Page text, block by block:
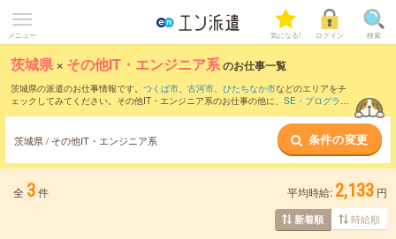
メニュー 気になる! ログイン 検索
茨城県 × その他IT・エンジニア系のお仕事一覧
茨城県の派遣のお仕事情報です。 つくば市、 古河市、 ひたちなか市などのエリアをチ
ェックしてみてください。その他IT・エンジニア系のお仕事の他に、 SE・プログラマ
単発などの期間や、
職種未経験OKなどのこだわり条件で絞り込んでいただけます。
茨城県 / その他IT・エンジニア系 条件の変更
全 3件 平均時給: 2,133 円
新着順 時給順